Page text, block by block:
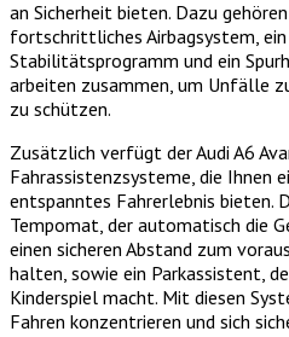
an Sicherheit bieten. Dazu
fortschrittliches Airbagsystem,
Stabilitätsprogramm und ein
arbeiten zusammen, um Unfälle
zu schützen.
Zusätzlich verfügt der Audi A6
Fahrassistenzsysteme, die Ihnen
entspanntes Fahrerlebnis bieten.
Tempomat, der automatisch die
einen sicheren Abstand zum
halten, sowie ein Parkassistent,
Kinderspiel macht. Mit diesen
Fahren konzentrieren und sich